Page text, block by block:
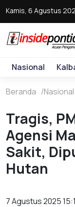
Kamis, 6 Agustus
Nasional
Beranda Nasional
Tragis,
Agensi
Sakit,
Hutan
7 Agustus 2025